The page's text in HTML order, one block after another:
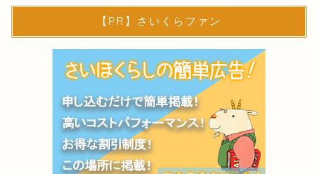
【PR】さいくらファン